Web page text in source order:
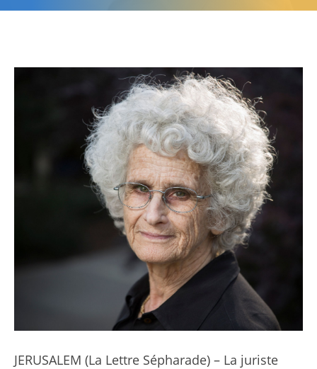
JERUSALEM (La Lettre Sépharade) – La juriste